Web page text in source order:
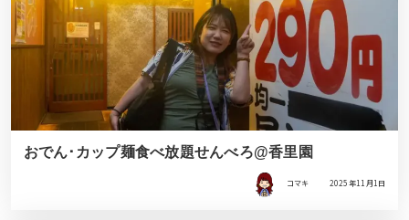
おでん･カップ麺食べ放題せんべろ@香里園
コマキ 2025年11月1日